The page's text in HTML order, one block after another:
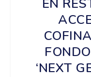
EN
‘NEXT